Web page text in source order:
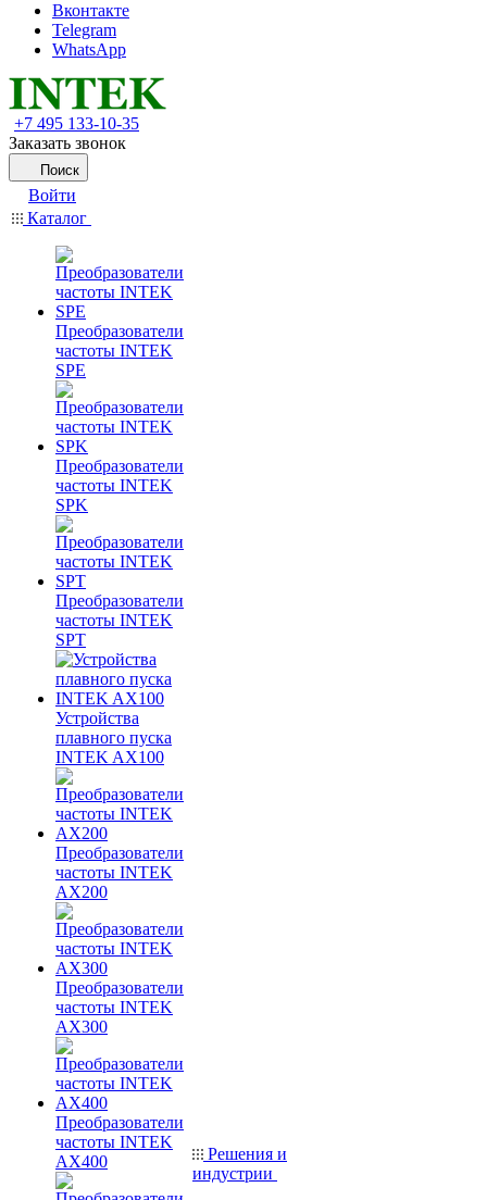
Вконтакте
Telegram
WhatsApp
+7 495 133-10-35
Заказать звонок
Поиск
Войти
Каталог
Преобразователи
частоты INTEK
SPE
Преобразователи
частоты INTEK
SPK
Преобразователи
частоты INTEK
SPT
Устройства
плавного пуска
INTEK AX100
Преобразователи
частоты INTEK
AX200
Преобразователи
частоты INTEK
AX300
Преобразователи
частоты INTEK
AX400
Решения и
индустрии